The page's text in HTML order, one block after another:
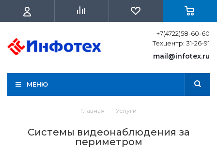
+7(4722)58-60-60
Техцентр: 31-26-91
mail@infotex.ru
МЕНЮ
Главная - Услуги
Системы видеонаблюдения за
периметром